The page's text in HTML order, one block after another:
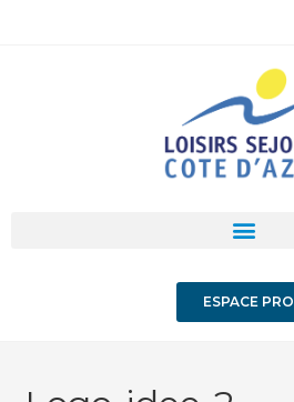
ESPACE PRO